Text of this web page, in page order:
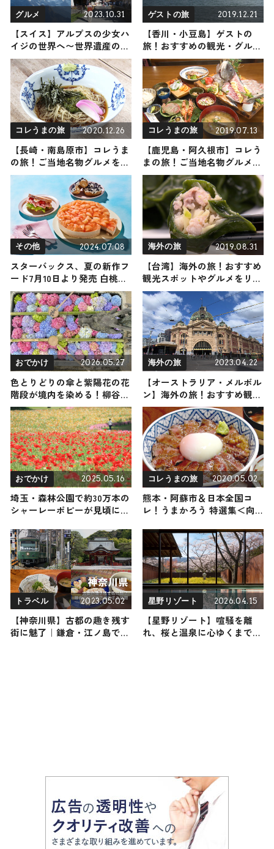
グルメ 2023.10.31
【スイス】アルプスの少女ハ
イジの世界へ〜世界遺産の名
峰を望む街と山岳リゾートを
巡る旅
ゲストの旅 2019.12.21
【香川・小豆島】ゲストの
旅！おすすめの観光・グルメ
をご紹介
コレうまの旅 2020.12.26
【長崎・南島原市】コレうま
の旅！ご当地名物グルメをお
届け
コレうまの旅 2019.07.13
【鹿児島・阿久根市】コレう
まの旅！ご当地名物グルメを
お届け
その他 2024.07.08
スターバックス、夏の新作フ
ード7月10日より発売 白桃＆
アールグレイケーキ・クッキ
ー＆クリームドーナツ再登場
など
海外の旅 2019.08.31
【台湾】海外の旅！おすすめ
観光スポットやグルメをリポ
ート
おでかけ 2026.05.27
色とりどりの傘と紫陽花の花
階段が境内を染める！柳谷観
音「あじさいウィーク2026」
が6/1〜開催！大河ドラマゆ
かりの秘宝＆上書院特別公開
も / 京都府長岡京市
海外の旅 2023.04.22
【オーストラリア・メルボル
ン】海外の旅！おすすめ観光
スポットやグルメをリポート
おでかけ 2025.05.16
埼玉・森林公園で約30万本の
シャーレーポピーが見頃に！
様変わり
コレうまの旅 2020.05.02
熊本・阿蘇市＆日本全国コ
レ！うまかろう 特選集＜向
トラベル 2023.05.02
【神奈川県】古都の趣き残す
街に魅了｜鎌倉・江ノ島で過
星野リゾート 2026.04.15
【星野リゾート】喧騒を離
れ、桜と温泉に心ゆくまで癒